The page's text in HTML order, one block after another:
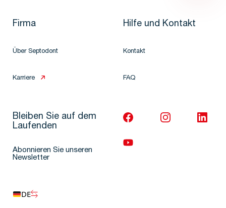
Firma
Über Septodont
Karriere
Hilfe und Kontakt
Kontakt
FAQ
Bleiben Sie auf dem
Laufenden
Abonnieren Sie unseren
Newsletter
DE